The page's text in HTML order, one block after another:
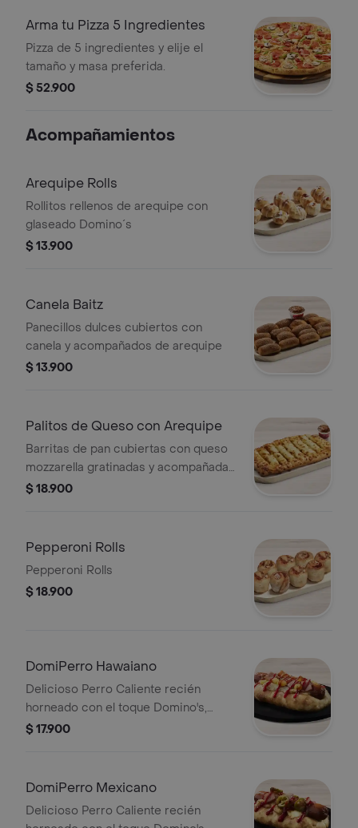
Arma tu Pizza 5 Ingredientes
Pizza de 5 ingredientes y elije el
tamaño y masa preferida.
$ 52.900
Acompañamientos
Arequipe Rolls
Rollitos rellenos de arequipe con
glaseado Domino´s
$ 13.900
Canela Baitz
Panecillos dulces cubiertos con
canela y acompañados de arequipe
$ 13.900
Palitos de Queso con Arequipe
Barritas de pan cubiertas con queso
mozzarella gratinadas y acompañadas
de arequipe
$ 18.900
Pepperoni Rolls
Pepperoni Rolls
$ 18.900
DomiPerro Hawaiano
Delicioso Perro Caliente recién
horneado con el toque Domino's,
hecho con masa pan pizza y bordes
$ 17.900
DomiPerro Mexicano
Delicioso Perro Caliente recién